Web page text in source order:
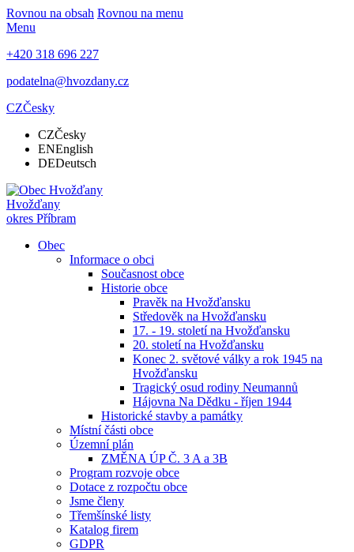
Rovnou na obsah Rovnou na menu
Menu
+420 318 696 227
podatelna@hvozdany.cz
CZČesky
CZČesky
ENEnglish
DEDeutsch
Hvožďany
okres Příbram
Obec
Informace o obci
Současnost obce
Historie obce
Pravěk na Hvožďansku
Středověk na Hvožďansku
17. - 19. století na Hvožďansku
20. století na Hvožďansku
Konec 2. světové války a rok 1945 na
Hvožďansku
Tragický osud rodiny Neumannů
Hájovna Na Dědku - říjen 1944
Historické stavby a památky
Místní části obce
Územní plán
ZMĚNA ÚP Č. 3 A a 3B
Program rozvoje obce
Dotace z rozpočtu obce
Jsme členy
Třemšínské listy
Katalog firem
GDPR